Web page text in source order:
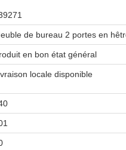
de bureau 2 portes en
en bon état général
locale disponible